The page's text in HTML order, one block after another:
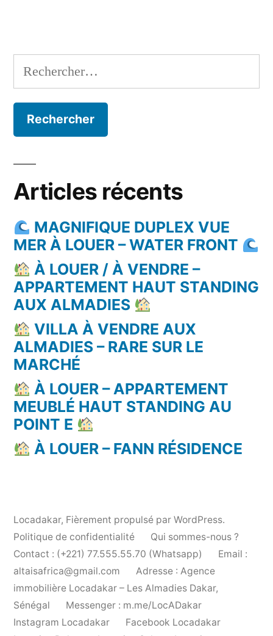
Rechercher :
Articles récents
MAGNIFIQUE DUPLEX VUE
MER À LOUER – WATER FRONT
À LOUER / À VENDRE –
APPARTEMENT HAUT STANDING
AUX ALMADIES
VILLA À VENDRE AUX
ALMADIES – RARE SUR LE
MARCHÉ
À LOUER – APPARTEMENT
MEUBLÉ HAUT STANDING AU
POINT E
À LOUER – FANN RÉSIDENCE
Locadakar, Fièrement propulsé par WordPress.
Politique de confidentialité
Qui sommes-nous ?
Contact : (+221) 77.555.55.70 (Whatsapp)
Email :
altaisafrica@gmail.com
Adresse : Agence
immobilière Locadakar – Les Almadies Dakar,
Sénégal
Messenger : m.me/LocADakar
Instagram Locadakar
Facebook Locadakar